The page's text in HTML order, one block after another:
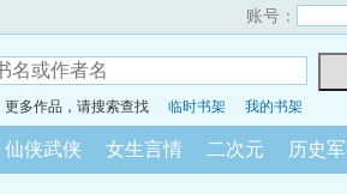
账号：
更多作品，请搜索查找 临时书架 我的书架
仙侠武侠 女生言情 二次元 历史